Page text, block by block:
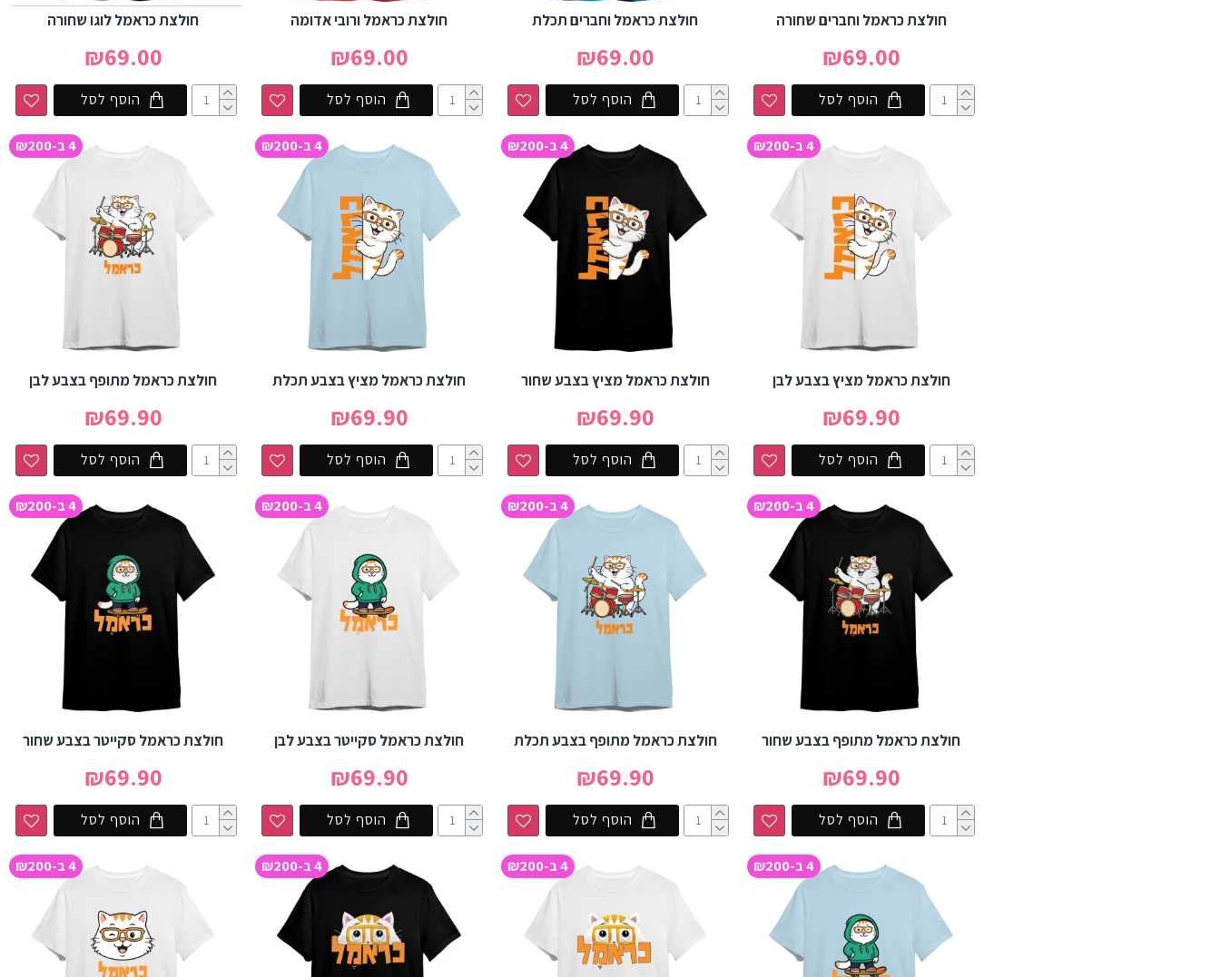
חולצת כראמל וחברים שחורה
₪69.00
הוסף לסל
חולצת כראמל וחברים תכלת
₪69.00
הוסף לסל
חולצת כראמל ורובי אדומה
₪69.00
הוסף לסל
חולצת כראמל לוגו שחורה
₪69.00
הוסף לסל
4 ב-₪200
חולצת כראמל מציץ בצבע לבן
₪69.90
הוסף לסל
4 ב-₪200
חולצת כראמל מציץ בצבע שחור
₪69.90
הוסף לסל
4 ב-₪200
חולצת כראמל מציץ בצבע תכלת
₪69.90
הוסף לסל
4 ב-₪200
חולצת כראמל מתופף בצבע לבן
₪69.90
הוסף לסל
4 ב-₪200
חולצת כראמל מתופף בצבע שחור
₪69.90
הוסף לסל
4 ב-₪200
חולצת כראמל מתופף בצבע תכלת
₪69.90
הוסף לסל
4 ב-₪200
חולצת כראמל סקייטר בצבע לבן
₪69.90
הוסף לסל
4 ב-₪200
חולצת כראמל סקייטר בצבע שחור
₪69.90
הוסף לסל
4 ב-₪200 4 ב-₪200 4 ב-₪200 4 ב-₪200